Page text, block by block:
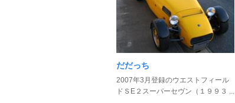
だだっち
2007年3月登録のウエストフィール
ドＳE２スーパーセヴン（１９９３ ...